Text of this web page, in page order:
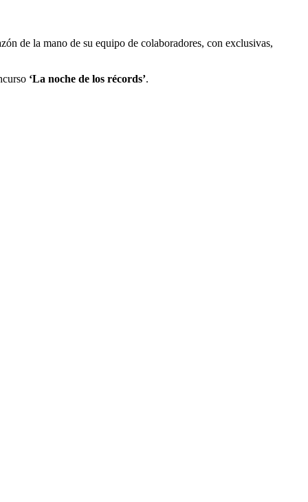
de la mano de su equipo de colaboradores, con exclusivas,
‘La noche de los récords’.